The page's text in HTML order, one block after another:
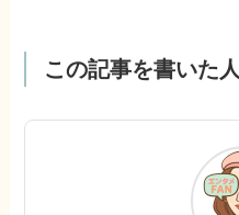
この記事を書いた人